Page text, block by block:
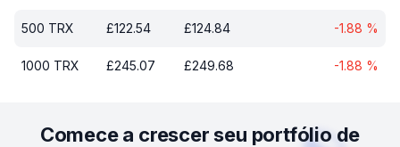
500 TRX £122.54 £124.84 -1.88 %
1000 TRX £245.07 £249.68 -1.88 %
Comece a crescer seu portfólio de